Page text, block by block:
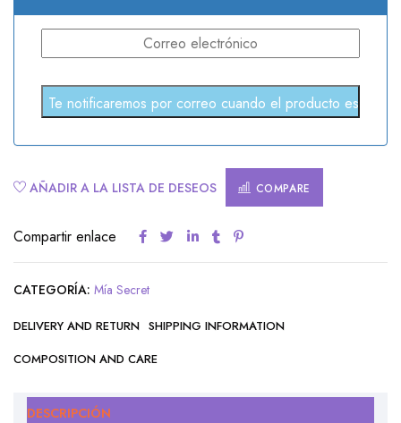
AÑADIR A LA LISTA DE DESEOS COMPARE
Compartir enlace
CATEGORÍA: Mía Secret
DELIVERY AND RETURN SHIPPING INFORMATION
COMPOSITION AND CARE
DESCRIPCIÓN